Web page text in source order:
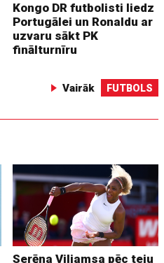
Kongo DR futbolisti liedz
Portugālei un Ronaldu ar
uzvaru sākt PK
finālturnīru
Vairāk FUTBOLS
Serēna Viljamsa pēc teju